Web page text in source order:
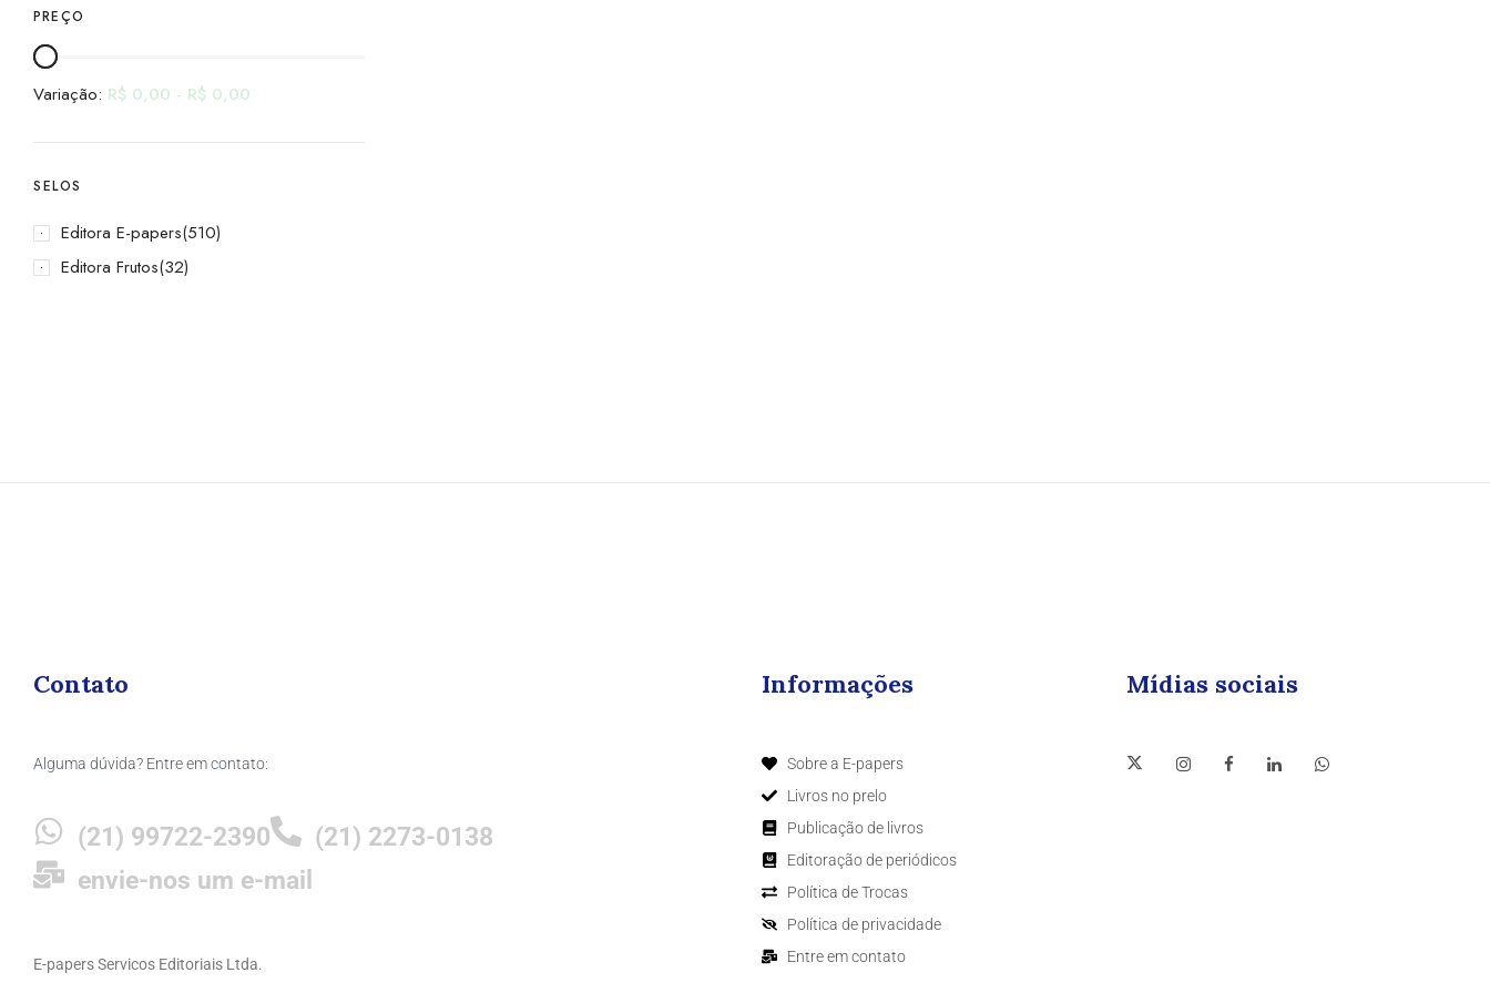
PREÇO
Variação: R$ 0,00 - R$ 0,00
SELOS
Editora E-papers(510)
Editora Frutos(32)
Contato
Alguma dúvida? Entre em contato:
(21) 99722-2390
(21) 2273-0138
envie-nos um e-mail
E-papers Servicos Editoriais Ltda.
Informações
Sobre a E-papers
Livros no prelo
Publicação de livros
Editoração de periódicos
Política de Trocas
Política de privacidade
Entre em contato
Mídias sociais